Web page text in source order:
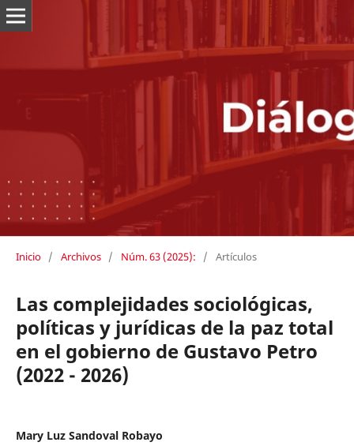
Inicio / Archivos / Núm. 63 (2025): / Artículos
Las complejidades sociológicas,
políticas y jurídicas de la paz total
en el gobierno de Gustavo Petro
(2022 - 2026)
Mary Luz Sandoval Robayo